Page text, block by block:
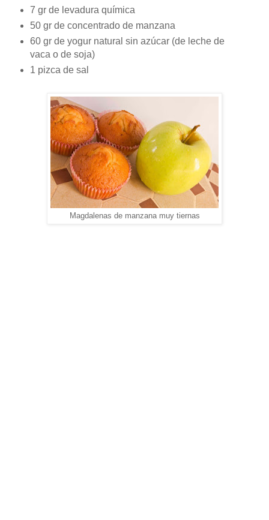
7 gr de levadura química
50 gr de concentrado de manzana
60 gr de yogur natural sin azúcar (de leche de
vaca o de soja)
1 pizca de sal
Magdalenas de manzana muy tiernas